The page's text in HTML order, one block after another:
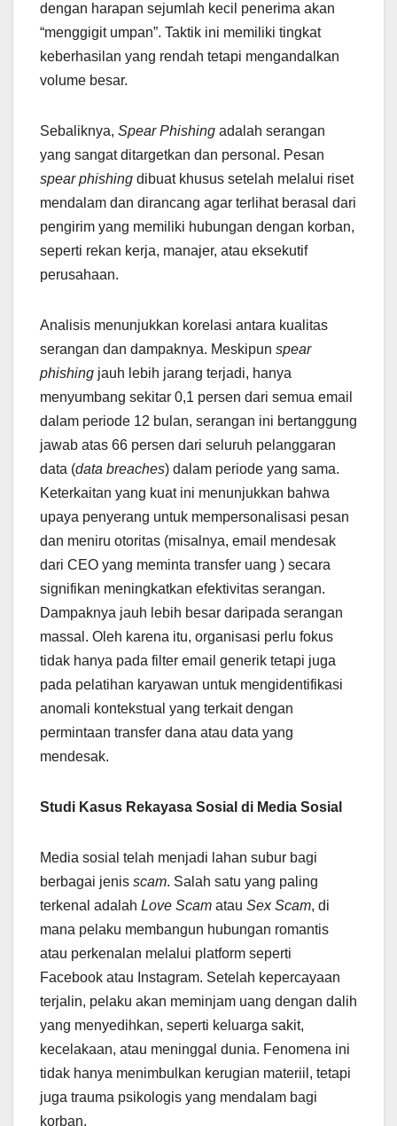
dengan harapan sejumlah kecil penerima akan
“menggigit umpan”. Taktik ini memiliki tingkat
keberhasilan yang rendah tetapi mengandalkan
volume besar.
Sebaliknya, Spear Phishing adalah serangan
yang sangat ditargetkan dan personal. Pesan
spear phishing dibuat khusus setelah melalui riset
mendalam dan dirancang agar terlihat berasal dari
pengirim yang memiliki hubungan dengan korban,
seperti rekan kerja, manajer, atau eksekutif
perusahaan.
Analisis menunjukkan korelasi antara kualitas
serangan dan dampaknya. Meskipun spear
phishing jauh lebih jarang terjadi, hanya
menyumbang sekitar 0,1 persen dari semua email
dalam periode 12 bulan, serangan ini bertanggung
jawab atas 66 persen dari seluruh pelanggaran
data (data breaches) dalam periode yang sama.
Keterkaitan yang kuat ini menunjukkan bahwa
upaya penyerang untuk mempersonalisasi pesan
dan meniru otoritas (misalnya, email mendesak
dari CEO yang meminta transfer uang ) secara
signifikan meningkatkan efektivitas serangan.
Dampaknya jauh lebih besar daripada serangan
massal. Oleh karena itu, organisasi perlu fokus
tidak hanya pada filter email generik tetapi juga
pada pelatihan karyawan untuk mengidentifikasi
anomali kontekstual yang terkait dengan
permintaan transfer dana atau data yang
mendesak.
Studi Kasus Rekayasa Sosial di Media Sosial
Media sosial telah menjadi lahan subur bagi
berbagai jenis scam. Salah satu yang paling
terkenal adalah Love Scam atau Sex Scam, di
mana pelaku membangun hubungan romantis
atau perkenalan melalui platform seperti
Facebook atau Instagram. Setelah kepercayaan
terjalin, pelaku akan meminjam uang dengan dalih
yang menyedihkan, seperti keluarga sakit,
kecelakaan, atau meninggal dunia. Fenomena ini
tidak hanya menimbulkan kerugian materiil, tetapi
juga trauma psikologis yang mendalam bagi
korban.